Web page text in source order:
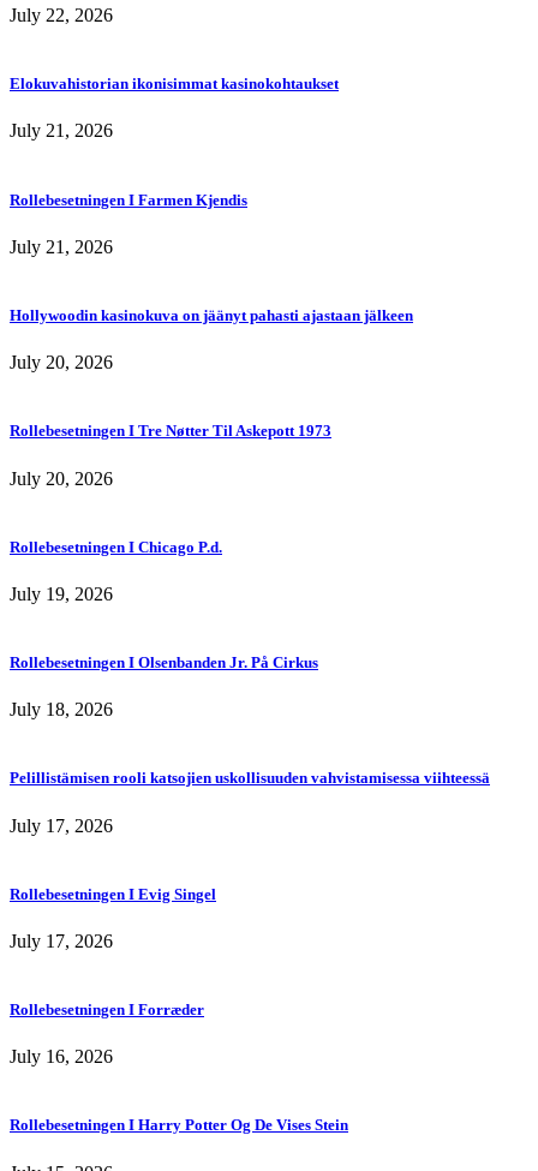
July 22, 2026
Elokuvahistorian ikonisimmat kasinokohtaukset
July 21, 2026
Rollebesetningen I Farmen Kjendis
July 21, 2026
Hollywoodin kasinokuva on jäänyt pahasti ajastaan jälkeen
July 20, 2026
Rollebesetningen I Tre Nøtter Til Askepott 1973
July 20, 2026
Rollebesetningen I Chicago P.d.
July 19, 2026
Rollebesetningen I Olsenbanden Jr. På Cirkus
July 18, 2026
Pelillistämisen rooli katsojien uskollisuuden vahvistamisessa viihteessä
July 17, 2026
Rollebesetningen I Evig Singel
July 17, 2026
Rollebesetningen I Forræder
July 16, 2026
Rollebesetningen I Harry Potter Og De Vises Stein